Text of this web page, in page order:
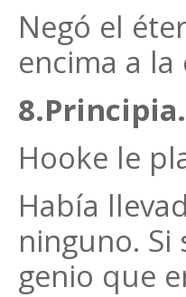
Negó el
encima a
8.Principia.
Hooke le
Había
ninguno.
genio que